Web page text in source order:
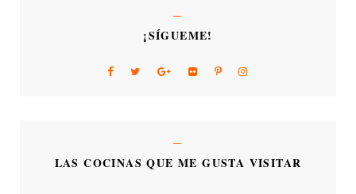
¡SÍGUEME!
LAS COCINAS QUE ME GUSTA VISITAR